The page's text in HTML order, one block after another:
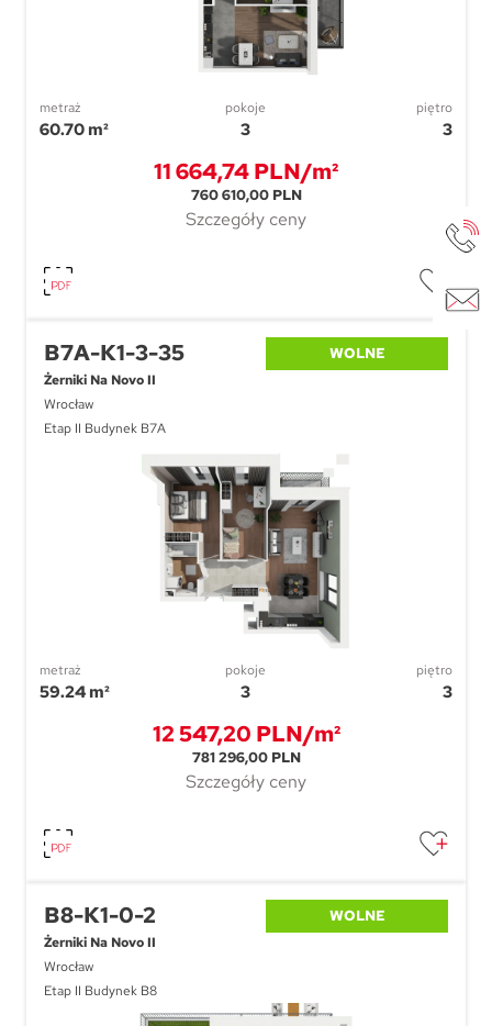
metraż
60.70 m²
pokoje
3
piętro
3
11 664,74 PLN/m²
760 610,00 PLN
Szczegóły ceny
B7A-K1-3-35
Żerniki Na Novo II
Wrocław
Etap II Budynek B7A
WOLNE
metraż
59.24 m²
pokoje
3
piętro
3
12 547,20 PLN/m²
781 296,00 PLN
Szczegóły ceny
B8-K1-0-2
Żerniki Na Novo II
Wrocław
Etap II Budynek B8
WOLNE